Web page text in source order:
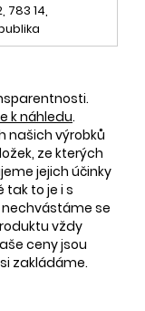
783 14,
k náhledu.
našich výrobků
ze kterých
jejich účinky
tak to je i s
se
vždy
ceny jsou
zakládáme.